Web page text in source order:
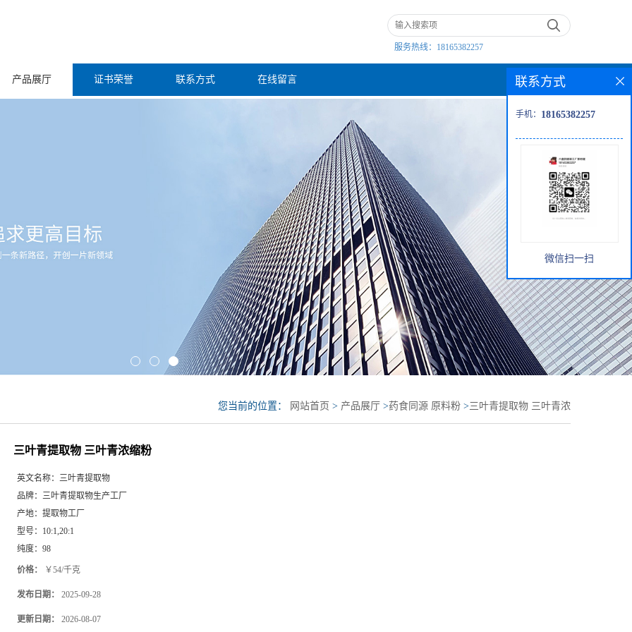
服务热线： 18165382257
产品展厅 证书荣誉 联系方式 在线留言
您当前的位置： 网站首页 > 产品展厅 >药食同源 原料粉 >三叶青提取物 三叶青浓
三叶青提取物 三叶青浓缩粉
英文名称： 三叶青提取物
品牌： 三叶青提取物生产工厂
产地： 提取物工厂
型号： 10:1,20:1
纯度： 98
价格： ￥54/千克
发布日期： 2025-09-28
更新日期： 2026-08-07
联系方式
手机： 18165382257
微信扫一扫